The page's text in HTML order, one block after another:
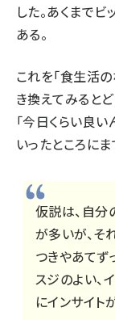
した。あくまで
ある。
これを「食生活の
き換えてみるとど
「今日くらい良い
いったところに
仮説は、自
が多いが、そ
つきやあてず
スジのよい、
にインサイト